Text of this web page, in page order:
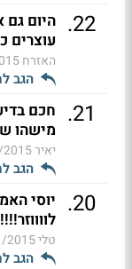
22
. היום גם
עוצרים
האזרח
הגב
21
. חכם
מישהו
יאיר13:45
הגב
20
. יוסי
טלי13:44
הגב